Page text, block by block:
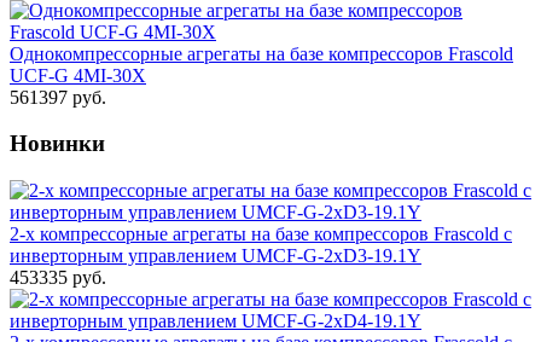
Однокомпрессорные агрегаты на базе компрессоров Frascold
UCF-G 4MI-30X
561397 руб.
Новинки
2-х компрессорные агрегаты на базе компрессоров Frascold с
инверторным управлением UMCF-G-2xD3-19.1Y
453335 руб.